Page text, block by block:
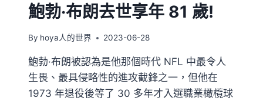
鮑勃·布朗去世享年 81 歲!
By hoya人的世界 2023-06-28
鮑勃·布朗被認為是他那個時代 NFL 中最令人
生畏、最具侵略性的進攻截鋒之一，但他在
1973 年退役後等了 30 多年才入選職業橄欖球